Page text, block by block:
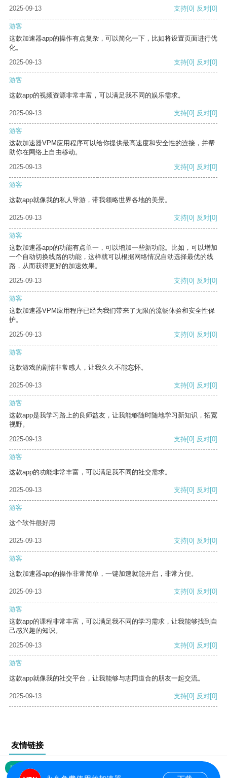
2025-09-13 支持[0] 反对[0]
游客
这款加速器app的操作有点复杂，可以简化一下，比如将设置页面进行优
化。
2025-09-13
支持[0] 反对[0]
游客
这款app的视频资源非常丰富，可以满足我不同的娱乐需求。
2025-09-13 支持[0] 反对[0]
游客
这款加速器VPM应用程序可以给你提供最高速度和安全性的连接，并帮
助你在网络上自由移动。
2025-09-13
支持[0] 反对[0]
游客
这款app就像我的私人导游，带我领略世界各地的美景。
2025-09-13 支持[0] 反对[0]
游客
这款加速器app的功能有点单一，可以增加一些新功能。比如，可以增加
一个自动切换线路的功能，这样就可以根据网络情况自动选择最优的线
路，从而获得更好的加速效果。
2025-09-13
支持[0] 反对[0]
游客
这款加速器VPM应用程序已经为我们带来了无限的流畅体验和安全性保
护。
2025-09-13
支持[0] 反对[0]
游客
这款游戏的剧情非常感人，让我久久不能忘怀。
2025-09-13 支持[0] 反对[0]
游客
这款app是我学习路上的良师益友，让我能够随时随地学习新知识，拓宽
视野。
2025-09-13
支持[0] 反对[0]
游客
这款app的功能非常丰富，可以满足我不同的社交需求。
2025-09-13 支持[0] 反对[0]
游客
这个软件很好用
2025-09-13 支持[0] 反对[0]
游客
这款加速器app的操作非常简单，一键加速就能开启，非常方便。
2025-09-13 支持[0] 反对[0]
游客
这款app的课程非常丰富，可以满足我不同的学习需求，让我能够找到自
己感兴趣的知识。
2025-09-13
支持[0] 反对[0]
游客
这款app就像我的社交平台，让我能够与志同道合的朋友一起交流。
2025-09-13 支持[0] 反对[0]
友情链接
网站地图